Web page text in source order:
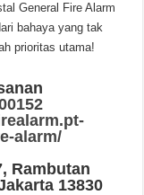
General Fire Alarm
bahaya yang tak
prioritas utama!
alarm/
Rambutan
13830